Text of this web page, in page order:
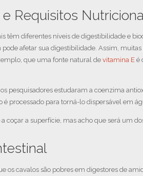
Requisitos
têm diferentes níveis de digestibilidade e
afetar sua digestibilidade. Assim,
que uma fonte natural de vitamina E é
pesquisadores estudaram a coenzima
processado para torná-lo dispersável em
coçar a superfície, mas acho que será um
os cavalos são pobres em digestores de